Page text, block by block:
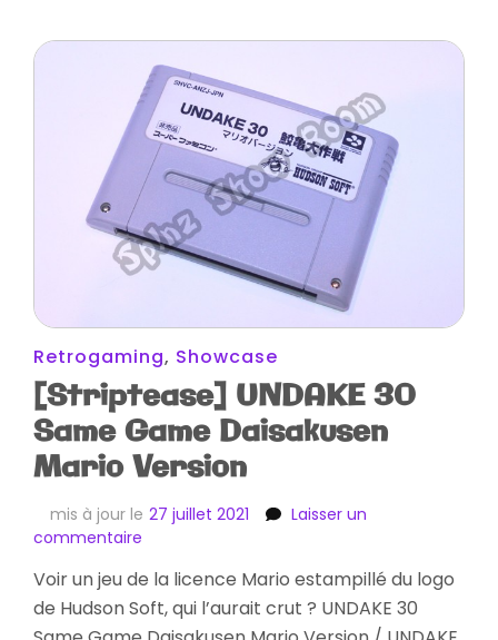
Retrogaming, Showcase
[Striptease] UNDAKE 30
Same Game Daisakusen
Mario Version
mis à jour le 27 juillet 2021
Laisser un
commentaire
UNDAKE
30
Same
Voir un jeu de la licence Mario estampillé du logo
de Hudson Soft, qui l’aurait crut ? UNDAKE 30